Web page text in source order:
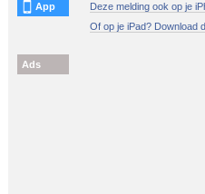
App
Deze melding ook op je
Of op je iPad? Download
Ads